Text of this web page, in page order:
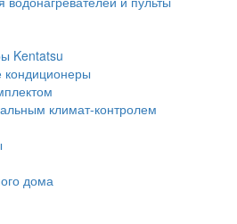
Kentatsu
кондиционеры
климат-контролем
дома